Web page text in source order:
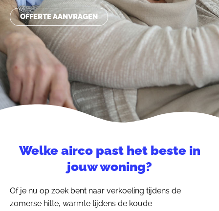
OFFERTE AANVRAGEN
Welke airco past het beste in
jouw woning?
Of je nu op zoek bent naar verkoeling tijdens de
zomerse hitte, warmte tijdens de koude